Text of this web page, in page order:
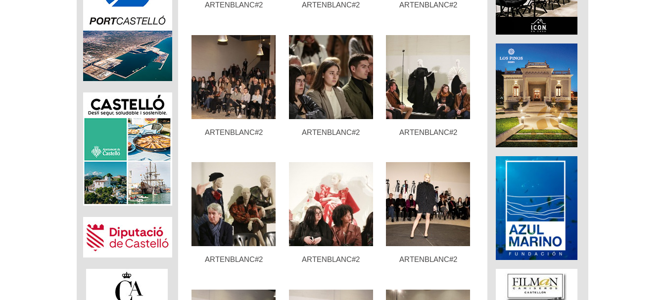
ARTENBLANC#2 ARTENBLANC#2 ARTENBLANC#2
ARTENBLANC#2 ARTENBLANC#2 ARTENBLANC#2
ARTENBLANC#2 ARTENBLANC#2 ARTENBLANC#2